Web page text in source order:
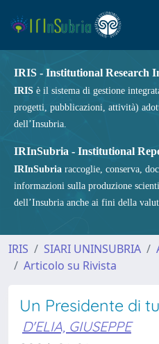
IRIS - Institutional Research
IRIS è il sistema di gestione
progetti, pubblicazioni, attività)
dell’Insubria.
IRInSubria - Institutional
IRInSubria raccoglie, conserva,
informazioni sulla produzione
dell’Insubria anche ai fini della
IRIS SIARI UNINSUBRIA
Articolo su Rivista
Un Presidente di
D'ELIA, GIUSEPPE